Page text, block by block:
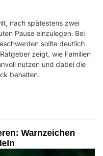
nach spätestens zwei
Pause einzulegen. Bei
sollte deutlich
zeigt, wie Familien
nutzen und dabei die
behalten.
Warnzeichen